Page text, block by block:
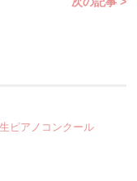
ピアノコンクール